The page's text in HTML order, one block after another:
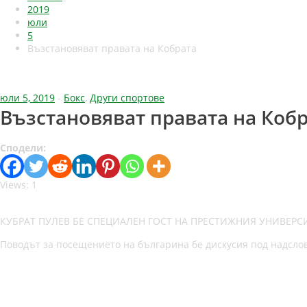
2019
юли
5
Възстановяват правата на Кобрата
юли 5, 2019 - Бокс, Други спортове
Възстановяват правата на
Сподели:
Views: 1
КУБРАТ ПУЛЕВ БЕ СПЕЦИАЛЕН ГОСТ НА ПРЕСТИЖНИЯ
Поводът за посещението на българина бе дискусия под